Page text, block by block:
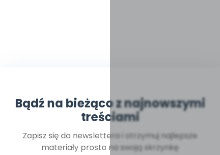
Bądź na bieżąco z najnowszymi
treściami
Zapisz się do newslettera i otrzymuj najlepsze
materiały prosto na swoją skrzynkę